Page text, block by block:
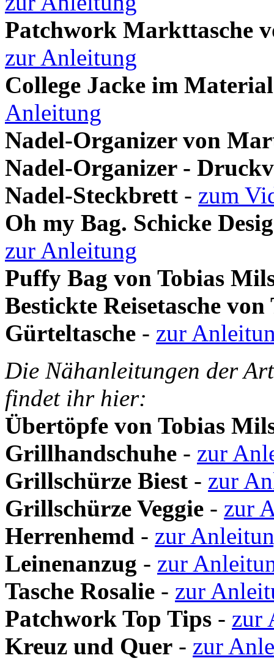
Patchwork Markttasche
zur Anleitung
College Jacke im
Anleitung
Nadel-Organizer von
Nadel-Organizer -
Nadel-Steckbrett - zum
Oh my Bag. Schicke
zur Anleitung
Puffy Bag von Tobias
Bestickte Reisetasche
Gürteltasche - zur
Die Nähanleitungen der
findet ihr hier:
Übertöpfe von Tobias
Grillhandschuhe - zur
Grillschürze Biest - zur
Grillschürze Veggie - zur
Herrenhemd - zur
Leinenanzug - zur
Tasche Rosalie - zur
Patchwork Top Tips - zur
Kreuz und Quer - zur